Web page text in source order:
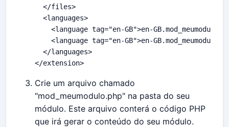
  </files>
  <languages>
<language tag="en-GB">en-
<language tag="en-GB">en-
  </languages>
</extension>
Crie um arquivo chamado
"mod_meumodulo.php" na pasta do seu
módulo. Este arquivo conterá o código PHP
que irá gerar o conteúdo do seu módulo.